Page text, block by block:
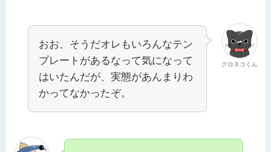
クロネコくん
おお、そうだオレもいろんなテン
プレートがあるなって気になって
はいたんだが、実態があんまりわ
かってなかったぞ。